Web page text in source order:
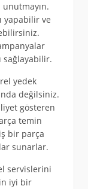
yapabilir ve
yedek
değilsiniz.
gösteren
temin
bir parça
sunarlar.
servislerini
iyi bir